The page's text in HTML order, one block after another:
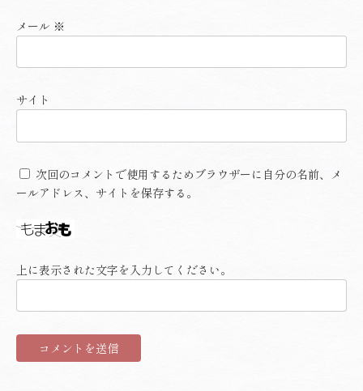
メール ※
サイト
次回のコメントで使用するためブラウザーに自分の名前、メ
ールアドレス、サイトを保存する。
上に表示された文字を入力してください。